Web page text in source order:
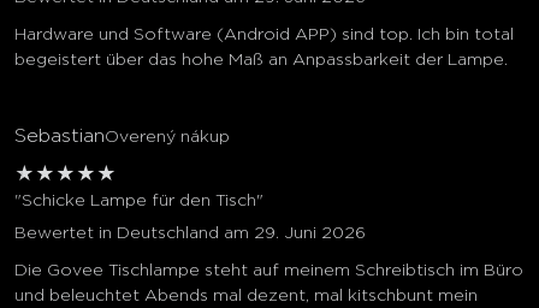
Hardware und Software (Android APP) sind top. Ich bin total
begeistert über das hohe Maß an Anpassbarkeit der Lampe.
SebastianOverený nákup
★ ★ ★ ★ ★
"Schicke Lampe für den Tisch"
Bewertet in Deutschland am 29. Juni 2026
Die Govee Tischlampe steht auf meinem Schreibtisch im Büro
und beleuchtet Abends mal dezent, mal kitschbunt mein